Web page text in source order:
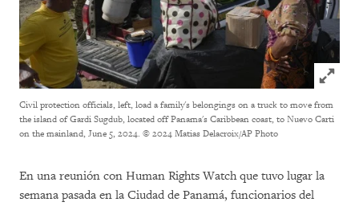
Click
Civil protection officials, left, load a family's belongings on a truck to move from
the island of Gardi Sugdub, located off Panama's Caribbean coast, to Nuevo Carti
on the mainland, June 5, 2024. © 2024 Matias Delacroix/AP Photo
En una reunión con Human Rights Watch que tuvo lugar la
semana pasada en la Ciudad de Panamá, funcionarios del